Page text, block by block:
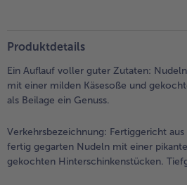
alle Kuchen & Torten
Süßspeisen
alle Süßspeisen
alle Obst
Wein &
alle bofrost*free
bofrost*high
alle bofrost*high Protein
alle bofrost*plus.
Produktdetails
Ein Auflauf voller guter Zutaten:
mit einer milden Käsesoße und
als Beilage ein Genuss.
Verkehrsbezeichnung: Fertiggericht
fertig gegarten Nudeln mit einer
gekochten Hinterschinkenstücken.